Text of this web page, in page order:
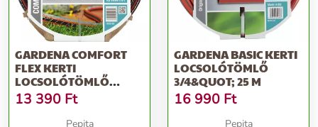
GARDENA COMFORT
FLEX KERTI
LOCSOLÓTÖMLŐ
1/2&QUOT; 20 M
13 390 Ft
Pepita
GARDENA BASIC KERTI
LOCSOLÓTÖMLŐ
3/4&QUOT; 25 M
16 990 Ft
Pepita